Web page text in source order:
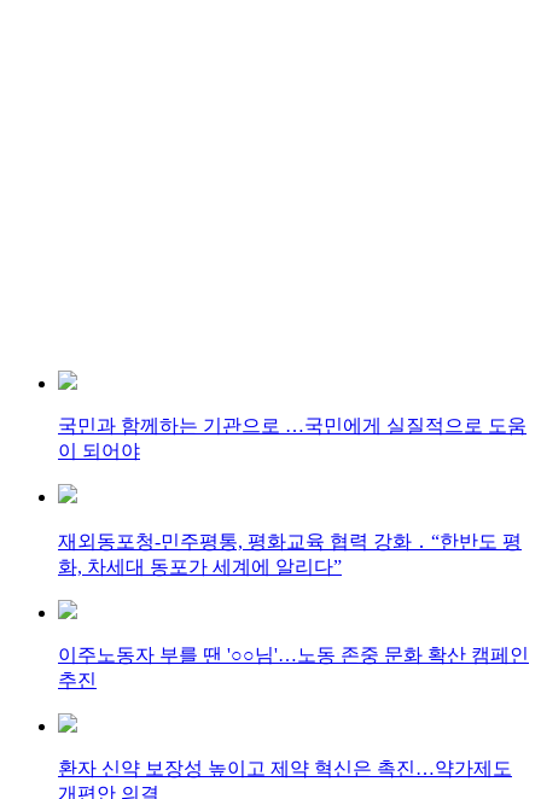
국민과 함께하는 기관으로 …국민에게 실질적으로 도움
이 되어야
재외동포청-민주평통, 평화교육 협력 강화 ․ “한반도 평
화, 차세대 동포가 세계에 알리다”
이주노동자 부를 땐 '○○님'…노동 존중 문화 확산 캠페인
추진
환자 신약 보장성 높이고 제약 혁신은 촉진…약가제도
개편안 의결